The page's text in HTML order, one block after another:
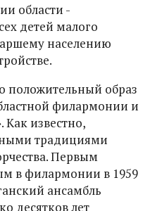
области -
детей малого
населению
положительный образ
филармонии и
Как известно,
традициями
Первым
в филармонии в 1959
ансамбль
десятков лет